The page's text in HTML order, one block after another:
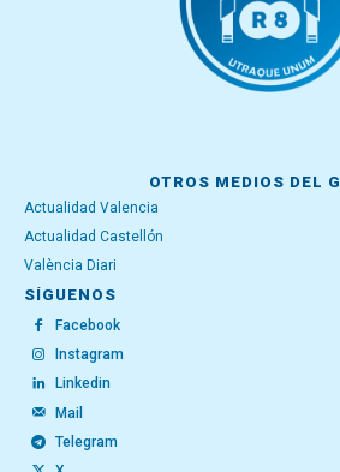
OTROS MEDIOS DEL
Actualidad Valencia
Actualidad Castellón
València Diari
SÍGUENOS
Facebook
Instagram
Linkedin
Mail
Telegram